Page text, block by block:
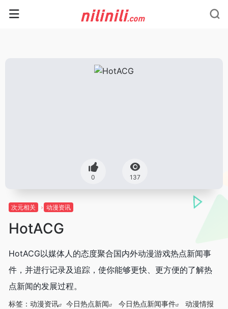
0 137
次元相关 动漫资讯
HotACG
HotACG以媒体人的态度聚合国内外动漫游戏热点新闻事
件，并进行记录及追踪，使你能够更快、更方便的了解热
点新闻的发展过程。
标签： 动漫资讯 今日热点新闻 今日热点新闻事件
动漫情报